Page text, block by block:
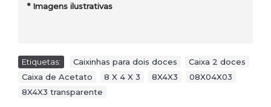
*Imagens ilustrativas
Etiquetas: Caixinhas para dois doces Caixa 2 doces
Caixa de Acetato
8 X 4 X 3 8X4X3 08X04X03
8X4X3 transparente